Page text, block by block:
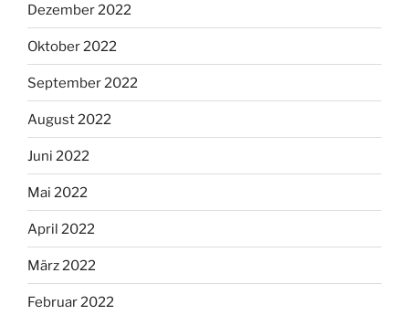
Dezember 2022
Oktober 2022
September 2022
August 2022
Juni 2022
Mai 2022
April 2022
März 2022
Februar 2022